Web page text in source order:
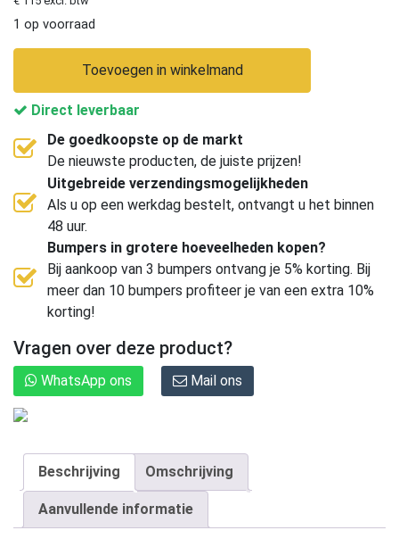
1 op voorraad
Toevoegen in winkelmand
Direct leverbaar
De goedkoopste op de markt
De nieuwste producten, de juiste prijzen!
Uitgebreide verzendingsmogelijkheden
Als u op een werkdag bestelt, ontvangt u het binnen
48 uur.
Bumpers in grotere hoeveelheden kopen?
Bij aankoop van 3 bumpers ontvang je 5% korting. Bij
meer dan 10 bumpers profiteer je van een extra 10%
korting!
Vragen over deze product?
WhatsApp ons Mail ons
Beschrijving Omschrijving
Aanvullende informatie